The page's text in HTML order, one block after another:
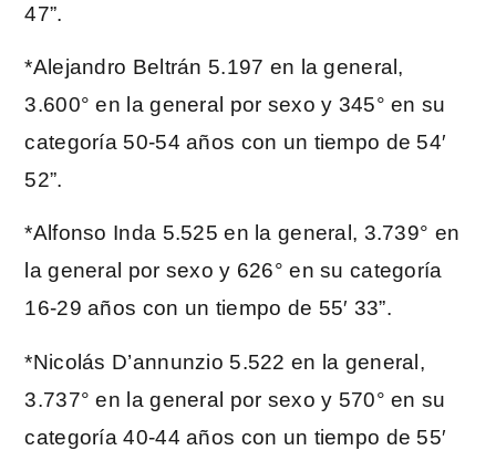
47”.
*Alejandro Beltrán 5.197 en la general,
3.600° en la general por sexo y 345° en su
categoría 50-54 años con un tiempo de 54′
52”.
*Alfonso Inda 5.525 en la general, 3.739° en
la general por sexo y 626° en su categoría
16-29 años con un tiempo de 55′ 33”.
*Nicolás D’annunzio 5.522 en la general,
3.737° en la general por sexo y 570° en su
categoría 40-44 años con un tiempo de 55′